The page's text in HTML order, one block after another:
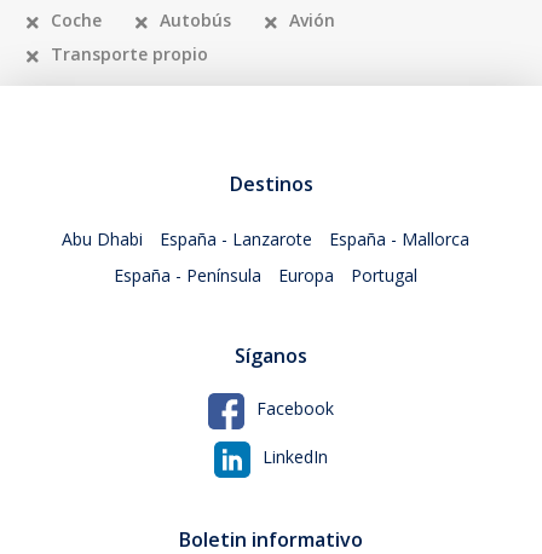
Coche Autobús
Avión
Transporte propio
Destinos
Abu Dhabi España - Lanzarote
España - Mallorca
España - Península
Europa Portugal
Síganos
Facebook
LinkedIn
Boletin informativo